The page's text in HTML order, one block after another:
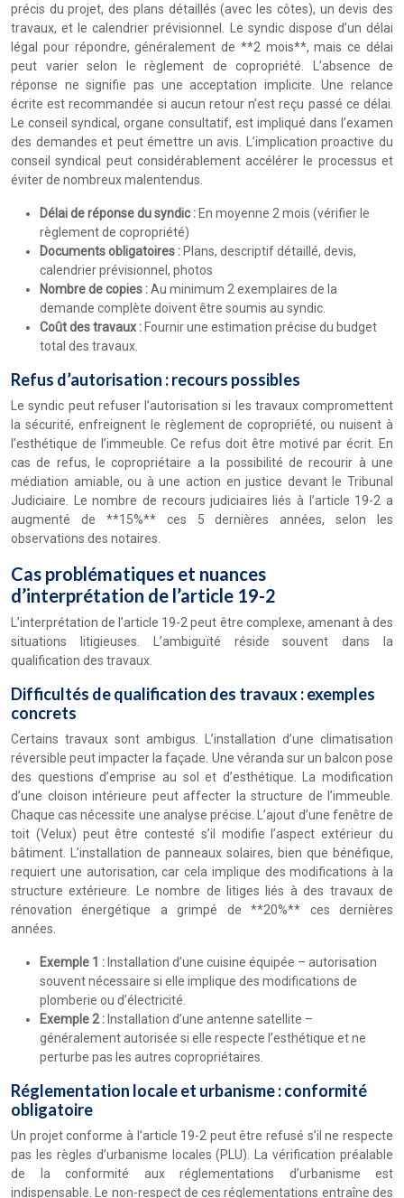
précis du projet, des plans détaillés (avec les côtes), un devis des
travaux, et le calendrier prévisionnel. Le syndic dispose d’un délai
légal pour répondre, généralement de **2 mois**, mais ce délai
peut varier selon le règlement de copropriété. L’absence de
réponse ne signifie pas une acceptation implicite. Une relance
écrite est recommandée si aucun retour n’est reçu passé ce délai.
Le conseil syndical, organe consultatif, est impliqué dans l’examen
des demandes et peut émettre un avis. L’implication proactive du
conseil syndical peut considérablement accélérer le processus et
éviter de nombreux malentendus.
Délai de réponse du syndic : En moyenne 2 mois (vérifier le
règlement de copropriété)
Documents obligatoires : Plans, descriptif détaillé, devis,
calendrier prévisionnel, photos
Nombre de copies :Au minimum 2 exemplaires de la
demande complète doivent être soumis au syndic.
Coût des travaux : Fournir une estimation précise du budget
total des travaux.
Refus d’autorisation : recours possibles
Le syndic peut refuser l’autorisation si les travaux compromettent
la sécurité, enfreignent le règlement de copropriété, ou nuisent à
l’esthétique de l’immeuble. Ce refus doit être motivé par écrit. En
cas de refus, le copropriétaire a la possibilité de recourir à une
médiation amiable, ou à une action en justice devant le Tribunal
Judiciaire. Le nombre de recours judiciaires liés à l’article 19-2 a
augmenté de **15%** ces 5 dernières années, selon les
observations des notaires.
Cas problématiques et nuances
d’interprétation de l’article 19-2
L’interprétation de l’article 19-2 peut être complexe, amenant à des
situations litigieuses. L’ambiguïté réside souvent dans la
qualification des travaux.
Difficultés de qualification des travaux : exemples
concrets
Certains travaux sont ambigus. L’installation d’une climatisation
réversible peut impacter la façade. Une véranda sur un balcon pose
des questions d’emprise au sol et d’esthétique. La modification
d’une cloison intérieure peut affecter la structure de l’immeuble.
Chaque cas nécessite une analyse précise. L’ajout d’une fenêtre de
toit (Velux) peut être contesté s’il modifie l’aspect extérieur du
bâtiment. L’installation de panneaux solaires, bien que bénéfique,
requiert une autorisation, car cela implique des modifications à la
structure extérieure. Le nombre de litiges liés à des travaux de
rénovation énergétique a grimpé de **20%** ces dernières
années.
Exemple 1 : Installation d’une cuisine équipée – autorisation
souvent nécessaire si elle implique des modifications de
plomberie ou d’électricité.
Exemple 2 : Installation d’une antenne satellite –
généralement autorisée si elle respecte l’esthétique et ne
perturbe pas les autres copropriétaires.
Réglementation locale et urbanisme : conformité
obligatoire
Un projet conforme à l’article 19-2 peut être refusé s’il ne respecte
pas les règles d’urbanisme locales (PLU). La vérification préalable
de la conformité aux réglementations d’urbanisme est
indispensable. Le non-respect de ces réglementations entraîne des